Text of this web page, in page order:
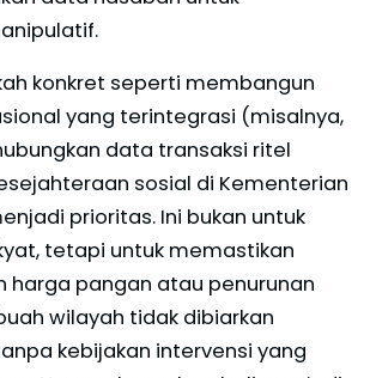
konkret seperti membangun
yang terintegrasi (misalnya,
data transaksi ritel
sosial di Kementerian
prioritas. Ini bukan untuk
tetapi untuk memastikan
harga pangan atau penurunan
wilayah tidak dibiarkan
kebijakan intervensi yang